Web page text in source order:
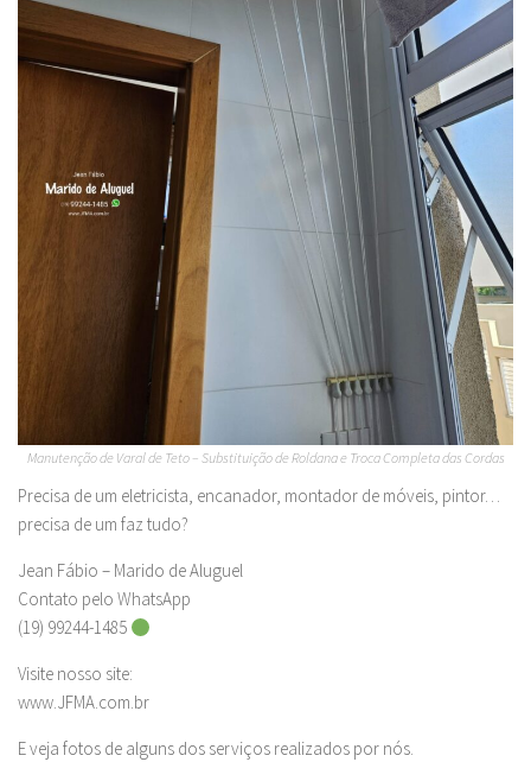
Manutenção de Varal de Teto – Substituição de Roldana e Troca Completa das Cordas
Precisa de um eletricista, encanador, montador de móveis, pintor…
precisa de um faz tudo?
Jean Fábio – Marido de Aluguel
Contato pelo WhatsApp
(19) 99244-1485
Visite nosso site:
www.JFMA.com.br
E veja fotos de alguns dos serviços realizados por nós.